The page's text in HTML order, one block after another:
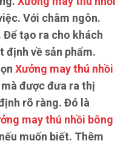
Với châm ngôn.
Để tạo ra cho khách
định về sản phẩm.
Xưởng may thú nhồi
được đưa ra thị
rõ ràng. Đó là
may thú nhồi bông
muốn biết. Thêm